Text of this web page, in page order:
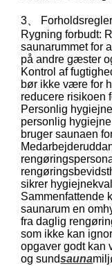
3、 Forholdsregler
Rygning forbudt:
saunarummet for
på andre gæster
Kontrol af
bør ikke være for
reducere risikoen
Personlig
personlig
bruger saunaen
sikrer
Sammenfattende
saunarum en
fra daglig
som ikke kan
opgaver godt kan
og sundsauna